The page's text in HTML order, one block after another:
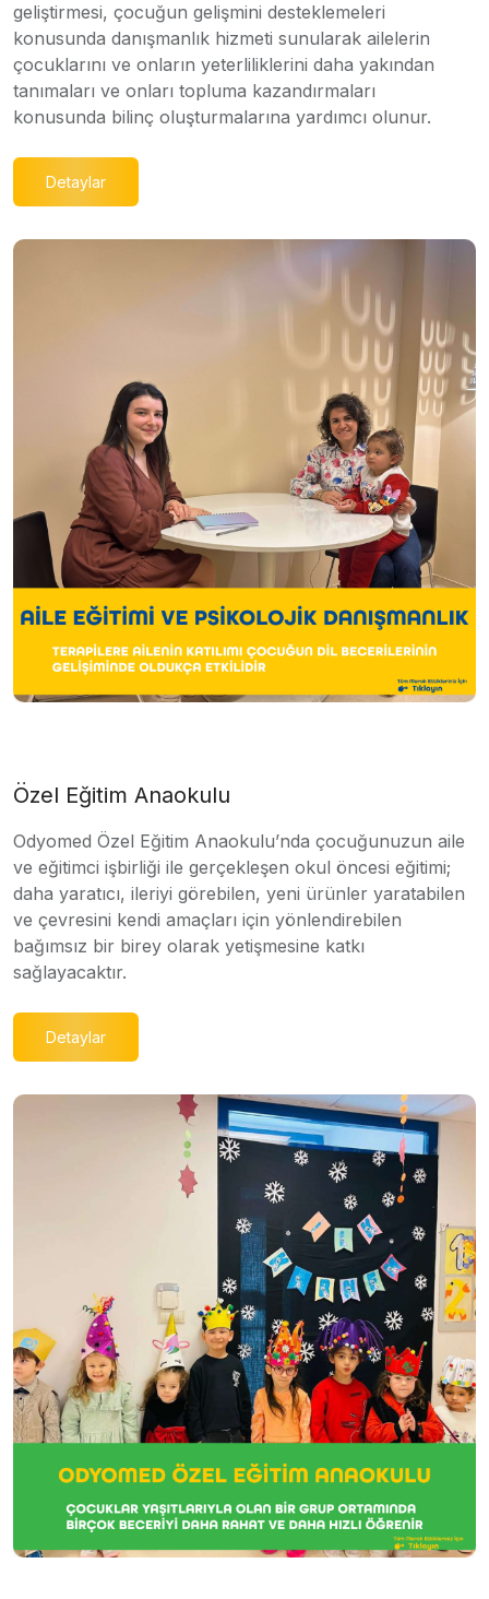
geliştirmesi, çocuğun gelişmini desteklemeleri
konusunda danışmanlık hizmeti sunularak ailelerin
çocuklarını ve onların yeterliliklerini daha yakından
tanımaları ve onları topluma kazandırmaları
konusunda bilinç oluşturmalarına yardımcı olunur.
Detaylar
Özel Eğitim Anaokulu
Odyomed Özel Eğitim Anaokulu’nda çocuğunuzun aile
ve eğitimci işbirliği ile gerçekleşen okul öncesi eğitimi;
daha yaratıcı, ileriyi görebilen, yeni ürünler yaratabilen
ve çevresini kendi amaçları için yönlendirebilen
bağımsız bir birey olarak yetişmesine katkı
sağlayacaktır.
Detaylar